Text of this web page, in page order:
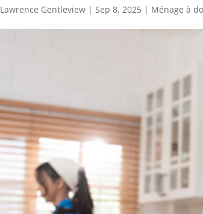
Lawrence Gentleview |Sep 8, 2025 | Ménage à